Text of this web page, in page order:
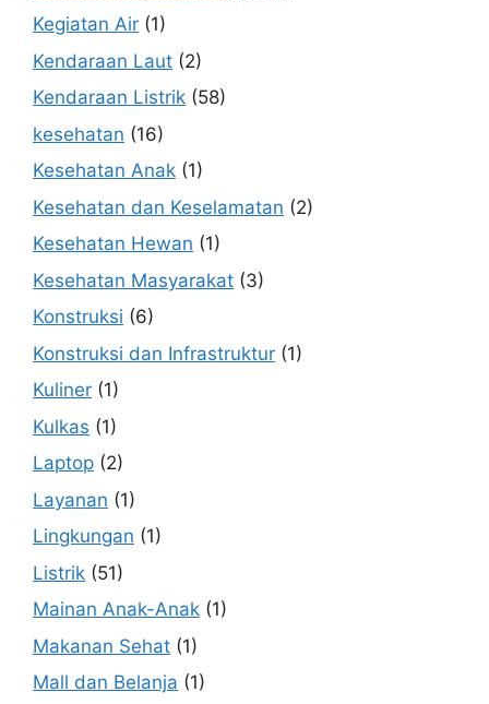
Kegiatan Air (1)
Kendaraan Laut (2)
Kendaraan Listrik (58)
kesehatan (16)
Kesehatan Anak (1)
Kesehatan dan Keselamatan (2)
Kesehatan Hewan (1)
Kesehatan Masyarakat (3)
Konstruksi (6)
Konstruksi dan Infrastruktur (1)
Kuliner (1)
Kulkas (1)
Laptop (2)
Layanan (1)
Lingkungan (1)
Listrik (51)
Mainan Anak-Anak (1)
Makanan Sehat (1)
Mall dan Belanja (1)